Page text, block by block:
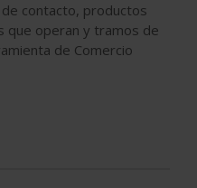
contacto, productos
que operan y tramos de
de Comercio